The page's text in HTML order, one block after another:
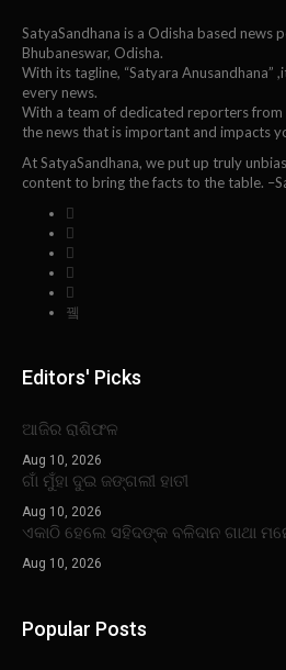
SatyaSandhana is a Odisha based news
Bhubaneswar, Odisha.
With its tagline, “Satyara
every news.
With a team of dedicated reporters from
the news that is important and impacts
At SatyaSandhana, we put up truly
content to bring the facts to the table.
Editors' Picks
ଆଜିର ରାଶିଫଳ
Aug 10, 2026
ଗାଁ ମୁଁହା ଦୁଇ ଜଙ୍ଗଲୀ ହାତୀ
Aug 10, 2026
ଏକାଠି ହେଲେ ସହିଦଙ୍କ ବଳିଦାନ ଗାଥା
Aug 10, 2026
Popular Posts